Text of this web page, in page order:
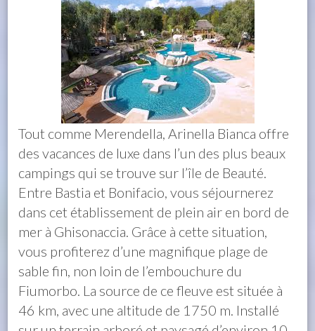
Tout comme Merendella, Arinella Bianca offre
des vacances de luxe dans l’un des plus beaux
campings qui se trouve sur l’île de Beauté.
Entre Bastia et Bonifacio, vous séjournerez
dans cet établissement de plein air en bord de
mer à Ghisonaccia. Grâce à cette situation,
vous profiterez d’une magnifique plage de
sable fin, non loin de l’embouchure du
Fiumorbo. La source de ce fleuve est située à
46 km, avec une altitude de 1750 m. Installé